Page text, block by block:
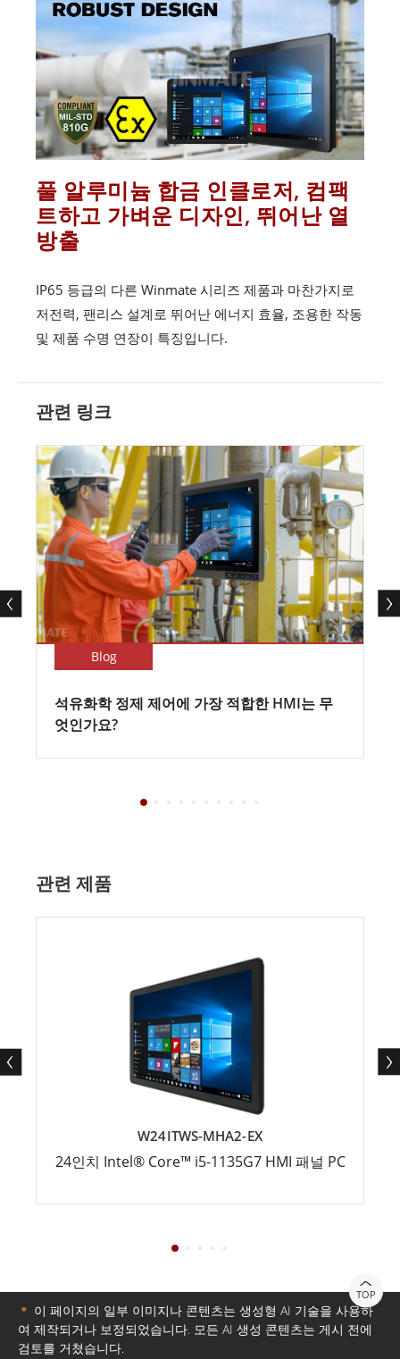
풀 알루미늄 합금 인클로저, 컴팩
트하고 가벼운 디자인, 뛰어난 열
방출
IP65 등급의 다른 Winmate 시리즈 제품과 마찬가지로
저전력, 팬리스 설계로 뛰어난 에너지 효율, 조용한 작동
및 제품 수명 연장이 특징입니다.
관련 링크
Blog
석유화학 정제 제어에 가장 적합한 HMI는 무
엇인가요?
관련 제품
W24ITWS-MHA2-EX
24인치 Intel® Core™ i5-1135G7 HMI 패널 PC
TOP
＊ 이 페이지의 일부 이미지나 콘텐츠는 생성형 AI 기술을 사용하
여 제작되거나 보정되었습니다. 모든 AI 생성 콘텐츠는 게시 전에
검토를 거쳤습니다.